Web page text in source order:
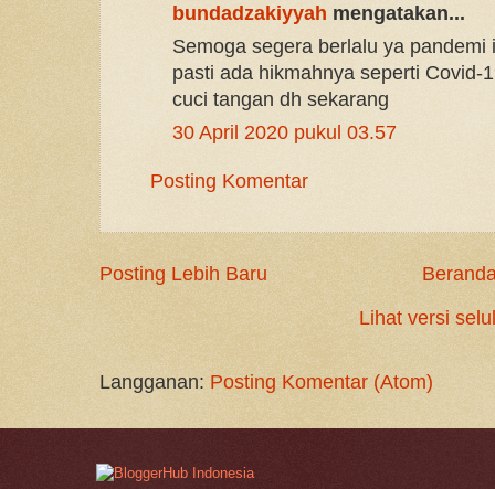
bundadzakiyyah mengatakan...
Semoga segera berlalu ya
pasti ada hikmahnya seperti Covid-
cuci tangan dh sekarang
30 April 2020 pukul 03.57
Posting Komentar
Posting Lebih Baru
Lihat versi
Langganan: Posting Komentar (Atom)